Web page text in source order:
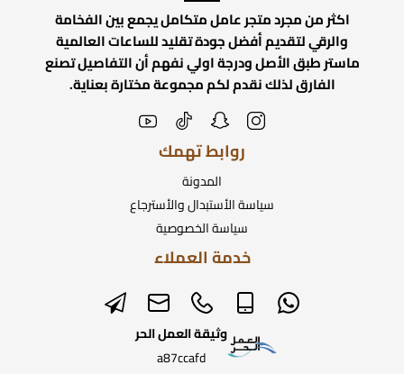
اكثر من مجرد متجر عامل متكامل يجمع بين الفخامة
والرقي لتقديم أفضل جودة تقليد للساعات العالمية
ماستر طبق الأصل ودرجة اولي نفهم أن التفاصيل تصنع
الفارق لذلك نقدم لكم مجموعة مختارة بعناية.
روابط تهمك
المدونة
سياسة الأستبدال والأسترجاع
سياسة الخصوصية
خدمة العملاء
وثيقة العمل الحر
a87ccafd